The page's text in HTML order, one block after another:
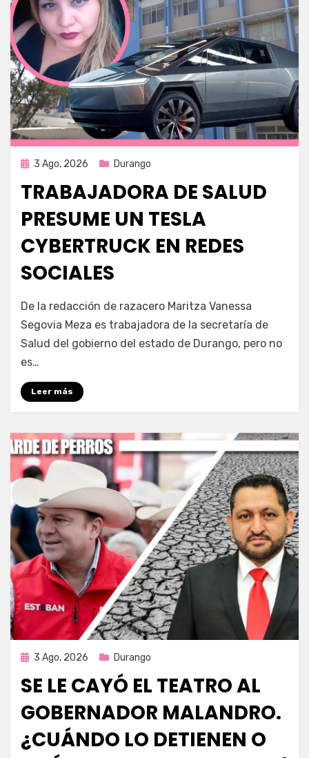
Publicada
3 Ago, 2026 Durango
TRABAJADORA DE SALUD
PRESUME UN TESLA
CYBERTRUCK EN REDES
SOCIALES
por Fernando Miranda Servín
De la redacción de razacero Maritza Vanessa
Segovia Meza es trabajadora de la secretaría de
Salud del gobierno del estado de Durango, pero no
es…
Leer más
Publicada
3 Ago, 2026 Durango
SE LE CAYÓ EL TEATRO AL
GOBERNADOR MALANDRO.
¿CUÁNDO LO DETIENEN O